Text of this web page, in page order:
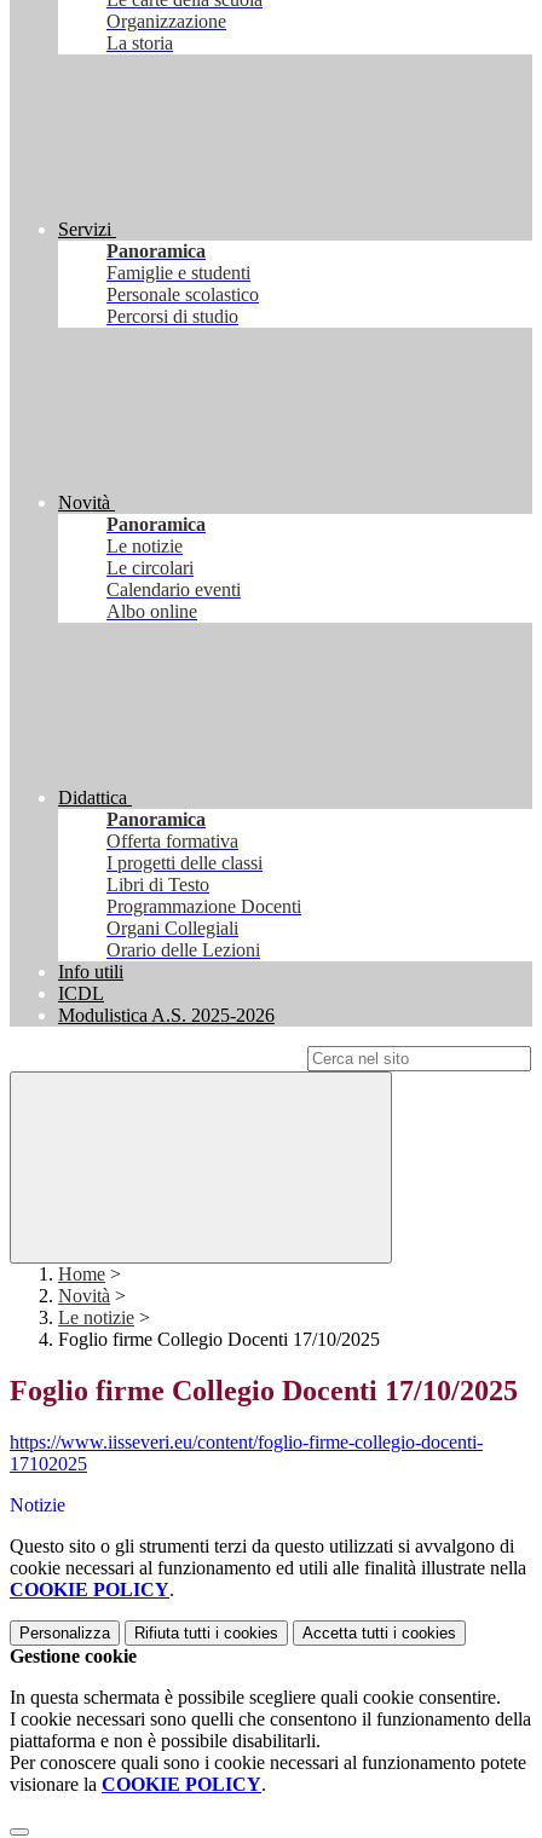
Organizzazione
La storia
Servizi
Panoramica
Famiglie e studenti
Personale scolastico
Percorsi di studio
Novità
Panoramica
Le notizie
Le circolari
Calendario eventi
Albo online
Didattica
Panoramica
Offerta formativa
I progetti delle classi
Libri di Testo
Programmazione Docenti
Organi Collegiali
Orario delle Lezioni
Info utili
ICDL
Modulistica A.S. 2025-2026
Home >
Novità >
Le notizie >
Foglio firme Collegio Docenti 17/10/2025
Foglio firme Collegio Docenti 17/10/2025
https://www.iisseveri.eu/content/foglio-firme-collegio-docenti-
17102025
Notizie
Questo sito o gli strumenti terzi da questo utilizzati si avvalgono di
cookie necessari al funzionamento ed utili alle finalità illustrate nella
COOKIE POLICY.
Personalizza Rifiuta tutti i cookies Accetta tutti i cookies
Gestione cookie
In questa schermata è possibile scegliere quali cookie consentire.
I cookie necessari sono quelli che consentono il funzionamento della
piattaforma e non è possibile disabilitarli.
Per conoscere quali sono i cookie necessari al funzionamento potete
visionare la COOKIE POLICY.